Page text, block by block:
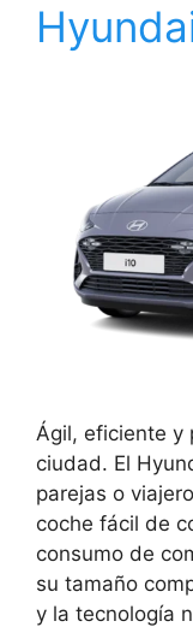
Ágil, eficiente y
ciudad. El
parejas o
coche fácil de
consumo de
su tamaño
y la tecnología